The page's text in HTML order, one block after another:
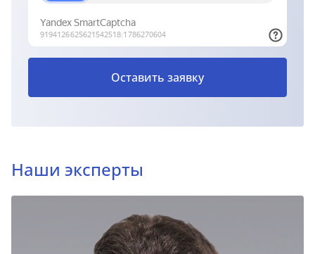
Оставить заявку
Наши эксперты